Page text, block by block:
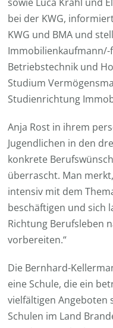
bei der KWG,
KWG und BMA und
Betriebstechnik und
Studium
Studienrichtung
Anja Rost in ihrem
Jugendlichen in den
konkrete
überrascht. Man
intensiv mit dem
beschäftigen und sich
Richtung Berufsleben
vorbereiten.“
Die Bernhard-
eine Schule, die ein
vielfältigen Angeboten
Schulen im Land